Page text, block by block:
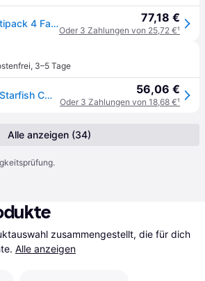
Tinte - EPSON - Multipack 4 Farben - 10,6ml pro Patrone - Kompatibel mit Expression Home XP-4200 77,18 €
Oder 3 Zahlungen von 25,72 €¹
, 3–5 Tage
Epson Ink/604 603 Starfish CMYK SEC 56,06 €
Oder 3 Zahlungen von 18,68 €¹
Alle anzeigen (34)
zusammengestellt, die für dich
Alle anzeigen